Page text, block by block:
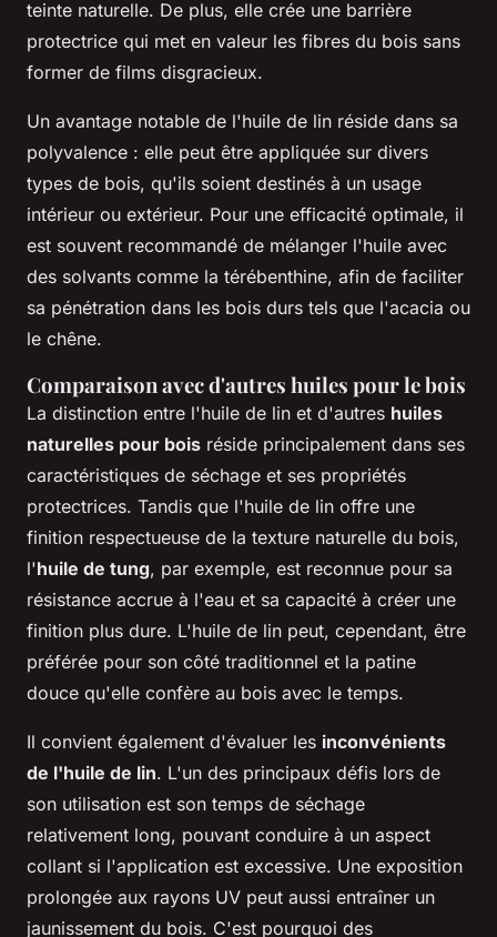
teinte naturelle. De plus, elle crée une barrière
protectrice qui met en valeur les fibres du bois sans
former de films disgracieux.
Un avantage notable de l'huile de lin réside dans sa
polyvalence : elle peut être appliquée sur divers
types de bois, qu'ils soient destinés à un usage
intérieur ou extérieur. Pour une efficacité optimale, il
est souvent recommandé de mélanger l'huile avec
des solvants comme la térébenthine, afin de faciliter
sa pénétration dans les bois durs tels que l'acacia ou
le chêne.
Comparaison avec d'autres huiles pour le bois
La distinction entre l'huile de lin et d'autres huiles
naturelles pour bois réside principalement dans ses
caractéristiques de séchage et ses propriétés
protectrices. Tandis que l'huile de lin offre une
finition respectueuse de la texture naturelle du bois,
l'huile de tung, par exemple, est reconnue pour sa
résistance accrue à l'eau et sa capacité à créer une
finition plus dure. L'huile de lin peut, cependant, être
préférée pour son côté traditionnel et la patine
douce qu'elle confère au bois avec le temps.
Il convient également d'évaluer les inconvénients
de l'huile de lin. L'un des principaux défis lors de
son utilisation est son temps de séchage
relativement long, pouvant conduire à un aspect
collant si l'application est excessive. Une exposition
prolongée aux rayons UV peut aussi entraîner un
jaunissement du bois. C'est pourquoi des